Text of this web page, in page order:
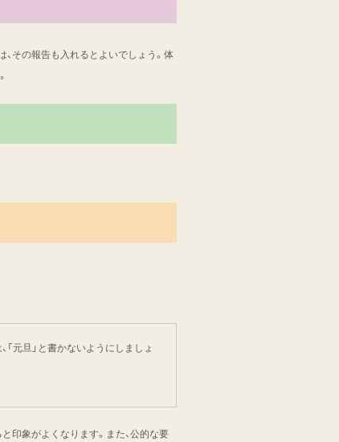
その報告も入れるとよいでしょう。体
「元旦」と書かないようにしましょ
印象がよくなります。また、公的な要